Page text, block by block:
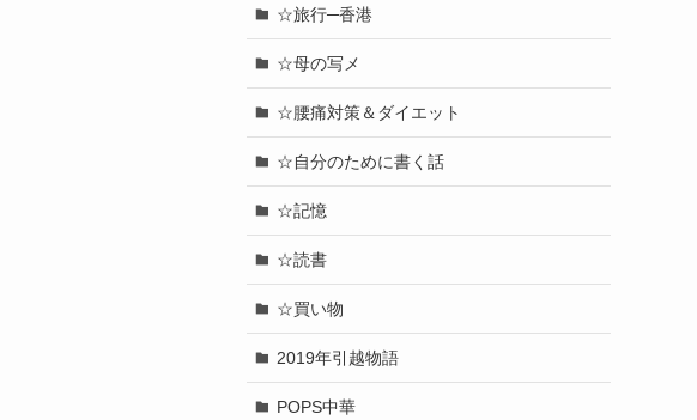
☆旅行─香港
☆母の写メ
☆腰痛対策＆ダイエット
☆自分のために書く話
☆記憶
☆読書
☆買い物
2019年引越物語
POPS中華